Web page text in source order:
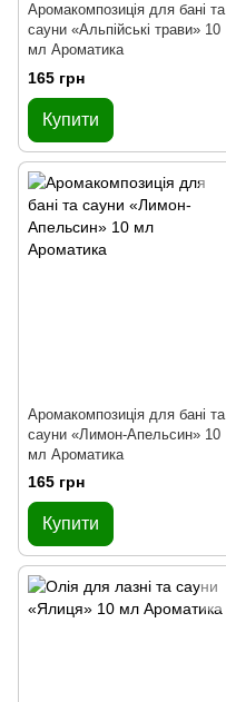
Аромакомпозиція для бані та
сауни «Альпійські трави» 10
мл Ароматика
165 грн
Купити
Аромакомпозиція для бані та
сауни «Лимон-Апельсин» 10
мл Ароматика
165 грн
Купити